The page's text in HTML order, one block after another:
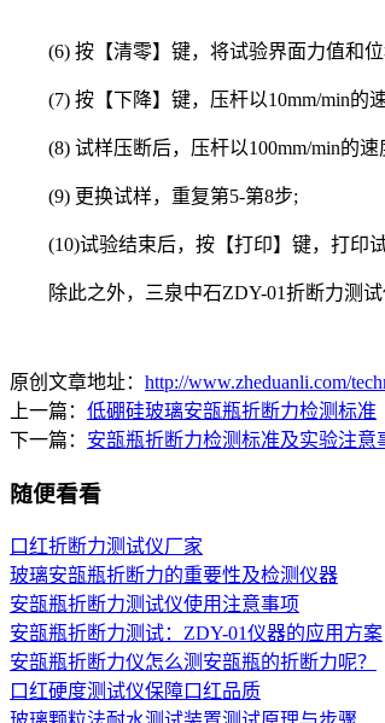
(6) 按【清零】键，将试验界面力值和位
(7) 按【下降】键，压杆以10mm/min的
(8) 试样压断后，压杆以100mm/min的速
(9) 更换试样，重复第5-第8步;
(10)试验结束后，按【打印】键，打印试
除此之外，三泉中石ZDY-01折断力测试
原创文章地址： http://www.zheduanli.com/
上一篇： 低硼硅玻璃安瓿瓶折断力检测标准
下一篇： 安瓿瓶折断力检测标准及实验注意
随便看看
口红折断力测试仪厂家
玻璃安瓿瓶折断力的重要性及检测仪器
安瓿瓶折断力测试仪使用注意事项
安瓿瓶折断力测试：ZDY-01仪器的应用方案
安瓿瓶折断力仪怎么测安瓿瓶的折断力呢？
口红硬度测试仪保障口红品质